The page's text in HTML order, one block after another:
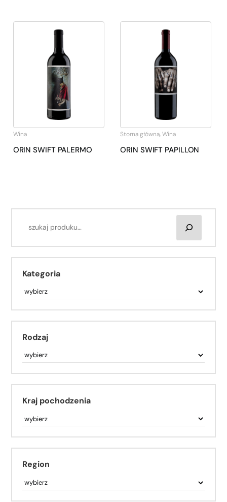
Wina
ORIN SWIFT PALERMO
Storna główna,Wina
ORIN SWIFT PAPILLON
Kategoria
Rodzaj
Kraj pochodzenia
Region